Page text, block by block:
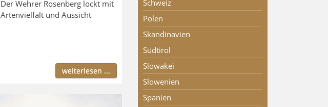
Der Wehrer Rosenberg lockt mit
Artenvielfalt und Aussicht
weiterlesen ...
Schweiz
Polen
Skandinavien
Südtirol
Slowakei
Slowenien
Spanien